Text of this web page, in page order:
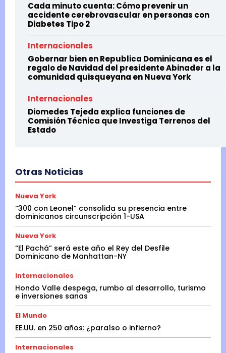
Cada minuto cuenta: Cómo prevenir un
accidente cerebrovascular en personas con
Diabetes Tipo 2
Internacionales
Gobernar bien en Republica Dominicana es el
regalo de Navidad del presidente Abinader a la
comunidad quisqueyana en Nueva York
Internacionales
Diomedes Tejeda explica funciones de
Comisión Técnica que Investiga Terrenos del
Estado
Otras Noticias
Nueva York
“300 con Leonel” consolida su presencia entre
dominicanos circunscripción 1-USA
Nueva York
“El Pachá” será este año el Rey del Desfile
Dominicano de Manhattan-NY
Internacionales
Hondo Valle despega, rumbo al desarrollo, turismo
e inversiones sanas
El Mundo
EE.UU. en 250 años: ¿paraíso o infierno?
Internacionales